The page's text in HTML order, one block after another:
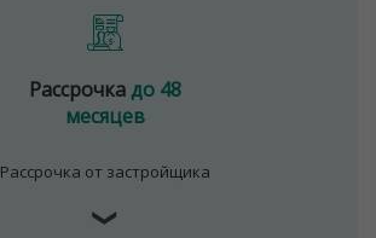
Рассрочкадо 48
месяцев
Рассрочка от застройщика
❯